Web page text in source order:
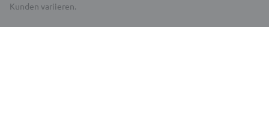
Kunden variieren.